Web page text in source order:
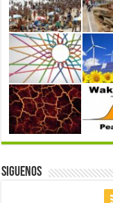
Siguenos